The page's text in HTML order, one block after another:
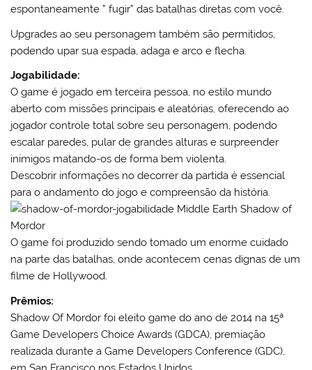
espontaneamente ” fugir” das batalhas diretas com você.
Upgrades ao seu personagem também são permitidos,
podendo upar sua espada, adaga e arco e flecha.
Jogabilidade:
O game é jogado em terceira pessoa, no estilo mundo
aberto com missões principais e aleatórias, oferecendo ao
jogador controle total sobre seu personagem, podendo
escalar paredes, pular de grandes alturas e surpreender
inimigos matando-os de forma bem violenta.
Descobrir informações no decorrer da partida é essencial
para o andamento do jogo e compreensão da história.
O game foi produzido sendo tomado um enorme cuidado
na parte das batalhas, onde acontecem cenas dignas de um
filme de Hollywood.
Prêmios:
Shadow Of Mordor foi eleito game do ano de 2014 na 15ª
Game Developers Choice Awards (GDCA), premiação
realizada durante a Game Developers Conference (GDC),